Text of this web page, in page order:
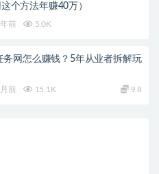
个方法年赚40万）
前 5.0K
务网怎么赚钱？5年从业者拆解玩
前 15.1K 9.8